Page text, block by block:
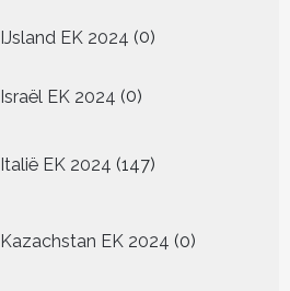
IJsland EK 2024 00
Israël EK 2024 00
Italië EK 2024 147
producten
Kazachstan EK 2024 0
producten